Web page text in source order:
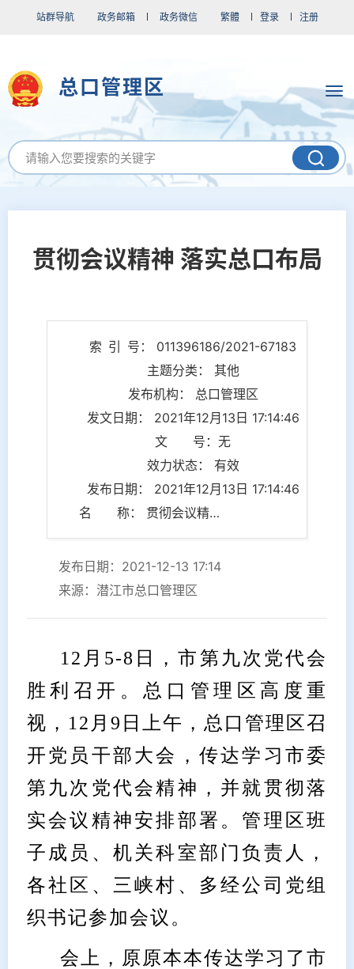
站群导航 政务邮箱 政务微信 繁體 登录 注册
总口管理区
贯彻会议精神 落实总口布局
索 引 号： 011396186/2021-67183
主题分类： 其他
发布机构： 总口管理区
发文日期： 2021年12月13日 17:14:46
文 号：无
效力状态： 有效
发布日期： 2021年12月13日 17:14:46
名 称： 贯彻会议精神 落实总口布局
发布日期：2021-12-13 17:14
来源：潜江市总口管理区
12月5-8日，市第九次党代会
胜利召开。总口管理区高度重
视，12月9日上午，总口管理区召
开党员干部大会，传达学习市委
第九次党代会精神，并就贯彻落
实会议精神安排部署。管理区班
子成员、机关科室部门负责人，
各社区、三峡村、多经公司党组
织书记参加会议。
会上，原原本本传达学习了市